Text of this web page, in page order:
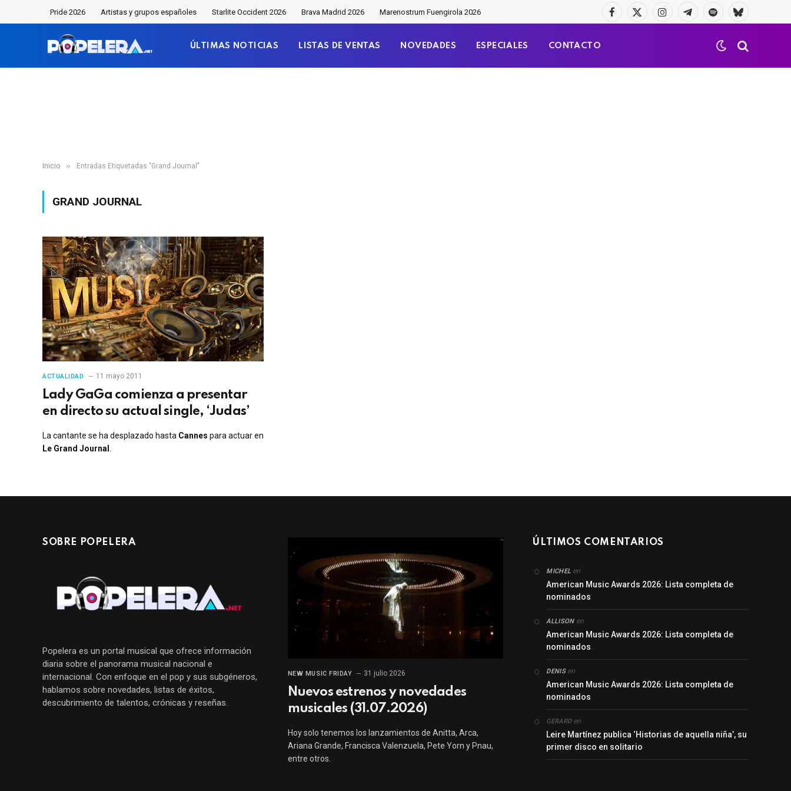
Pride 2026 Artistas y grupos españoles Starlite Occident 2026 Brava Madrid 2026 Marenostrum Fuengirola 2026
Facebook
X
InstagramTelegramaSpotifyBluesky
ÚLTIMAS NOTICIAS LISTAS DE VENTAS NOVEDADES ESPECIALES CONTACTO
Inicio » Entradas Etiquetadas "Grand Journal"
GRAND JOURNAL
ACTUALIDAD 11 mayo 2011
Lady GaGa comienza a presentar
en directo su actual single, ‘Judas’
La cantante se ha desplazado hasta Cannes para actuar en
Le Grand Journal
SOBRE POPELERA
Popelera es un portal musical que ofrece información
diaria sobre el panorama musical nacional e
internacional. Con enfoque en el pop y sus subgéneros,
hablamos sobre novedades, listas de éxitos,
descubrimiento de talentos, crónicas y reseñas.
NEW MUSIC FRIDAY 31 julio 2026
Nuevos estrenos y novedades
musicales (31.07.2026)
Hoy solo tenemos los lanzamientos de Anitta, Arca,
Ariana Grande, Francisca Valenzuela, Pete Yorn y Pnau,
entre otros.
ÚLTIMOS COMENTARIOS
MICHEL en
American Music Awards 2026: Lista completa de
nominados
ALLISONen
American Music Awards 2026: Lista completa de
nominados
DENISen
American Music Awards 2026: Lista completa de
nominados
GERARDen
Leire Martínez publica ‘Historias de aquella niña’, su
primer disco en solitario